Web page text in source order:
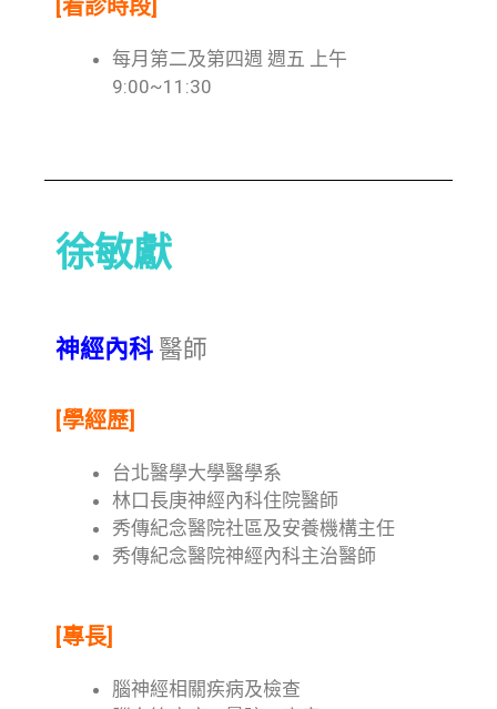
[看診時段]
每月第二及第四週 週五 上午
9:00~11:30
徐敏獻
神經內科 醫師
[學經歷]
台北醫學大學醫學系
林口長庚神經內科住院醫師
秀傳紀念醫院社區及安養機構主任
秀傳紀念醫院神經內科主治醫師
[專長]
腦神經相關疾病及檢查